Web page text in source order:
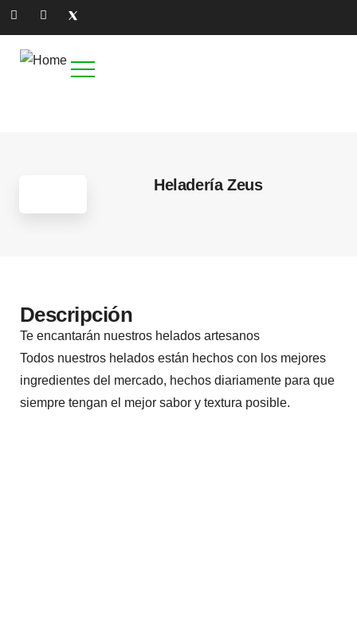
Heladería Zeus
Descripción
Te encantarán nuestros helados artesanos
Todos nuestros helados están hechos con los mejores
ingredientes del mercado, hechos diariamente para que
siempre tengan el mejor sabor y textura posible.